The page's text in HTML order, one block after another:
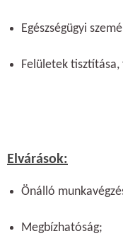
Egészségügyi
Felületek
Elvárások:
Önálló
Megbízhatóság;